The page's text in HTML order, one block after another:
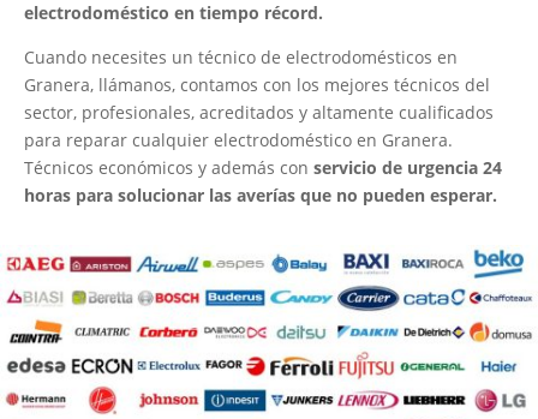
electrodoméstico en tiempo récord.
Cuando necesites un técnico de electrodomésticos en
Granera, llámanos, contamos con los mejores técnicos del
sector, profesionales, acreditados y altamente cualificados
para reparar cualquier electrodoméstico en Granera.
Técnicos económicos y además con servicio de urgencia 24
horas para solucionar las averías que no pueden esperar.